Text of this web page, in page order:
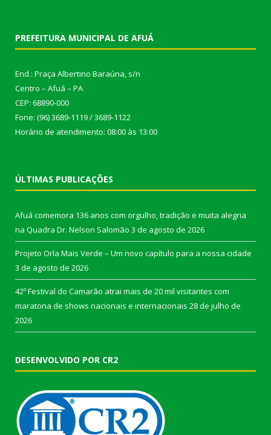
PREFEITURA MUNICIPAL DE AFUÁ
End.: Praça Albertino Baraúna, s/n
Centro – Afuá – PA
CEP: 68890-000
Fone: (96) 3689-1119 / 3689-1122
Horário de atendimento: 08:00 às 13:00
ÚLTIMAS PUBLICAÇÕES
Afuá comemora 136 anos com orgulho, tradição e muita alegria
na Quadra Dr. Nelson Salomão 3 de agosto de 2026
Projeto Orla Mais Verde – Um novo capítulo para a nossa cidade
3 de agosto de 2026
42º Festival do Camarão atrai mais de 20 mil visitantes com
maratona de shows nacionais e internacionais 28 de julho de
2026
DESENVOLVIDO POR CR2